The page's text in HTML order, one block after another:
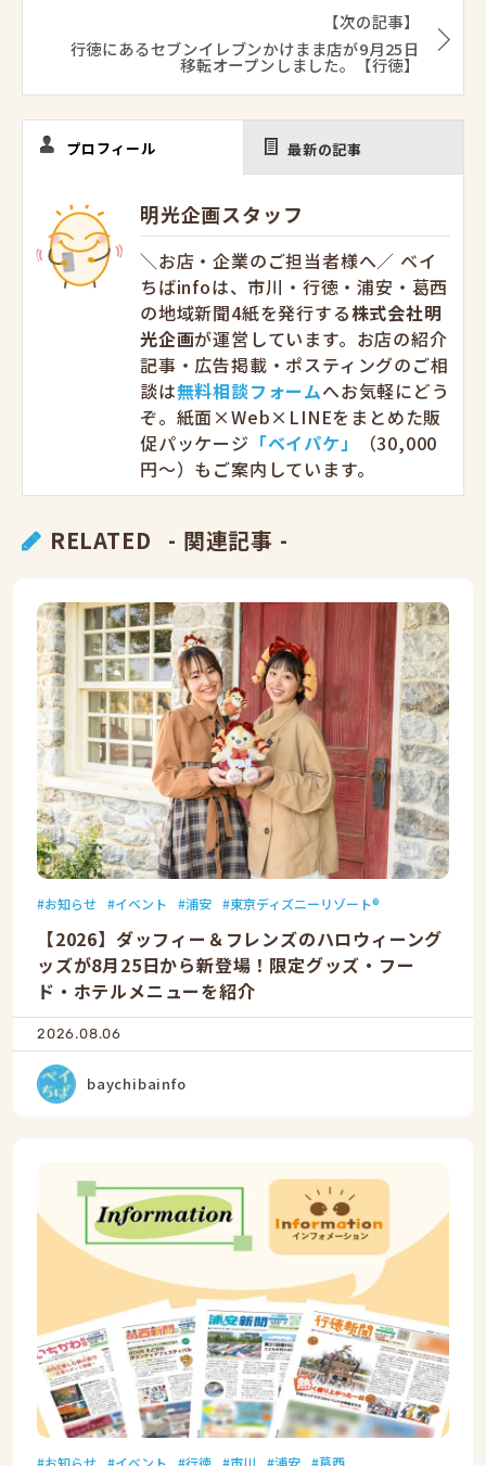
【次の記事】
行徳にあるセブンイレブンかけまま店が9月25日
移転オープンしました。【行徳】
プロフィール 最新の記事
明光企画スタッフ
＼お店・企業のご担当者様へ／ ベイ
ちばinfoは、市川・行徳・浦安・葛西
の地域新聞4紙を発行する株式会社明
光企画が運営しています。お店の紹介
記事・広告掲載・ポスティングのご相
談は無料相談フォームへお気軽にどう
ぞ。紙面×Web×LINEをまとめた販
促パッケージ 「ベイパケ」
（30,000
円〜）もご案内しています。
RELATED - 関連記事 -
お知らせ イベント 浦安 東京ディズニーリゾート®
【2026】ダッフィー＆フレンズのハロウィーング
ッズが8月25日から新登場！限定グッズ・フー
ド・ホテルメニューを紹介
2026.08.06
baychibainfo